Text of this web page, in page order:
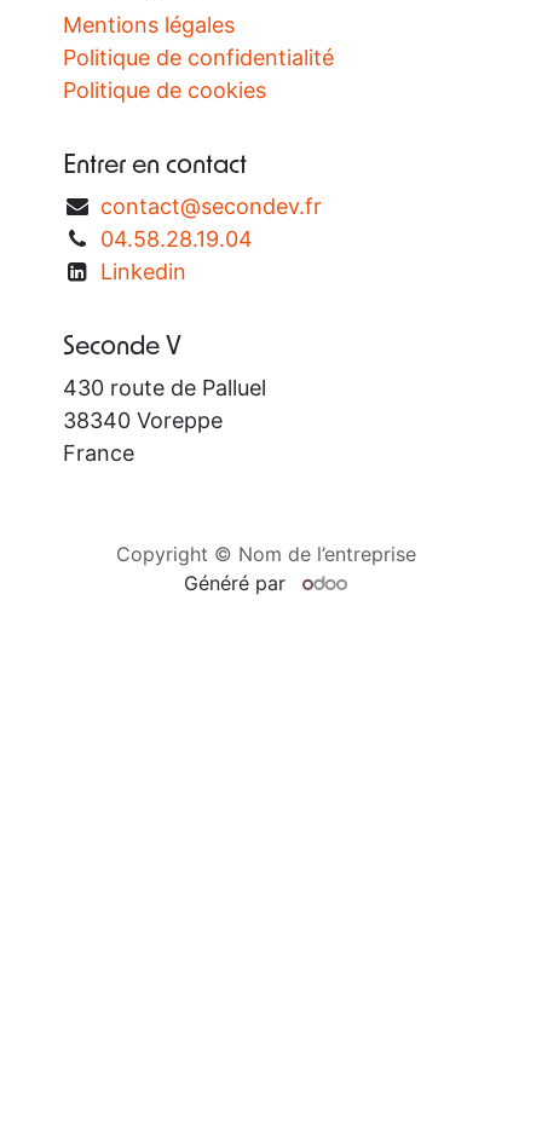
Mentions légales
Politique de confidentialité
Politique de cookies
Entrer en contact
contact@secondev.fr
04.58.28.19.04
Linkedin
Seconde V
430 route de Palluel
38340 Voreppe
France
Copyright © Nom de l’entreprise
Généré par